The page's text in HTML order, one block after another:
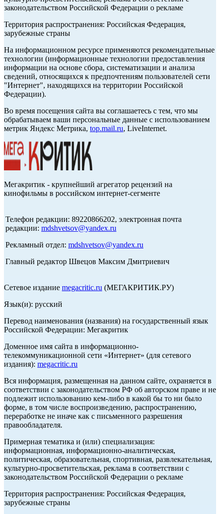
законодательством Российской Федерации о рекламе
Территория распространения: Российская Федерация,
зарубежные страны
На информационном ресурсе применяются рекомендательные
технологии (информационные технологии предоставления
информации на основе сбора, систематизации и анализа
сведений, относящихся к предпочтениям пользователей сети
"Интернет", находящихся на территории Российской
Федерации).
Во время посещения сайта вы соглашаетесь с тем, что мы
обрабатываем ваши персональные данные с использованием
метрик Яндекс Метрика, top.mail.ru, LiveInternet.
Мегакритик - крупнейший агрегатор рецензий на
кинофильмы в российском интернет-сегменте
Телефон редакции: 89220866202, электронная почта
редакции: mdshvetsov@yandex.ru
Рекламный отдел: mdshvetsov@yandex.ru
Главный редактор Швецов Максим Дмитриевич
Сетевое издание megacritic.ru (МЕГАКРИТИК.РУ)
Язык(и): русский
Перевод наименования (названия) на государственный язык
Российской Федерации: Мегакритик
Доменное имя сайта в информационно-
телекоммуникационной сети «Интернет» (для сетевого
издания): megacritic.ru
Вся информация, размещенная на данном сайте, охраняется в
соответствии с законодательством РФ об авторском праве и не
подлежит использованию кем-либо в какой бы то ни было
форме, в том числе воспроизведению, распространению,
переработке не иначе как с письменного разрешения
правообладателя.
Примерная тематика и (или) специализация:
информационная, информационно-аналитическая,
политическая, образовательная, спортивная, развлекательная,
культурно-просветительская, реклама в соответствии с
законодательством Российской Федерации о рекламе
Территория распространения: Российская Федерация,
зарубежные страны